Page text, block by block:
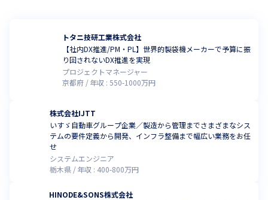
トタニ技研工業株式会社
【社内DX推進/PM・PL】世界的製袋機メーカーで予算に振
り回されないDX推進を実現
プロジェクトマネージャー
京都府
年収 :550-1000万円
株式会社IJTT
いすゞ自動車グループ企業／製造から管理までさまざまなシス
テムの要件定義から開発、インフラ整備まで幅広い業務をお任
せ
システムエンジニア
栃木県
年収 : 400-800万円
HINODE&SONS株式会社